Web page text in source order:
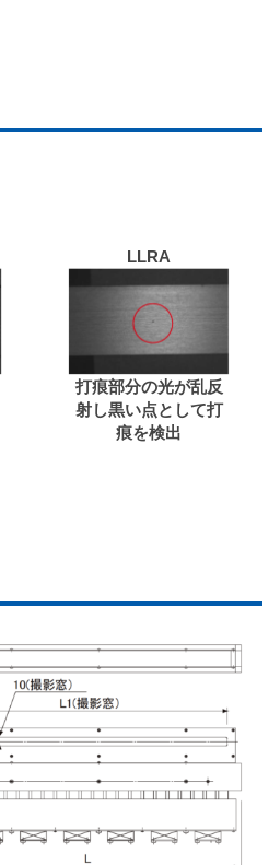
LLRA
打痕部分の光が乱反
射し黒い点として打
痕を検出